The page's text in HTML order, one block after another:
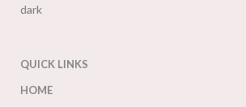
QUICK LINKS
HOME